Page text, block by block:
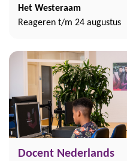
Het Westeraam
Reageren t/m 24 augustus
Docent Nederlands